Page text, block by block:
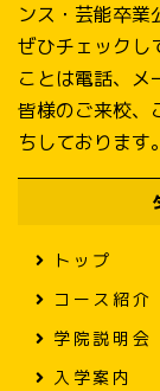
ンス・芸能卒業
ぜひチェックし
ことは電話、メ
皆様のご来校、
ちしております。
トップ
コース紹介
学院説明会
入学案内